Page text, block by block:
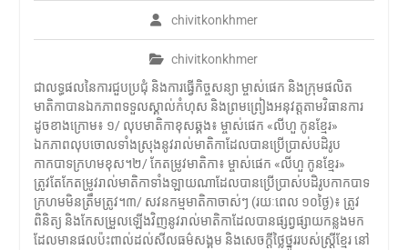
chivitkonkhmer
chivitkonkhmer
ជាលទ្ធផលនៃការជួបប្រជុំ និងការធ្វើកិច្ចសន្យា ម្ចាស់ផេក និងក្រុមផលិត
មាតិកាបានឯកភាពទទួលស្គាល់កំហុស និងព្រមព្រៀងអនុវត្តតាមវិធានការ
ដូចខាងក្រោម៖ ១/ លុបមាតិកាខុសឆ្គង៖ ម្ចាស់ផេក «លីហួ កូនខ្មែរ»
ឯកភាពលុបចោលទាំងស្រុងនូវរាល់មាតិកាដែលបានប្រើប្រាស់បដិរូប
កាកបាទក្រហមខុស។២/ កែតម្រូវមាតិកា៖ ម្ចាស់ផេក «លីហួ កូនខ្មែរ»
ត្រូវតែកែតម្រូវរាល់មាតិកាទាំងឡាយណាដែលបានប្រើប្រាស់បដិរូបកាកបាទ
ក្រហមមិនត្រឹមត្រូវ។៣/ សវនកម្មមាតិកាចាស់ៗ (រយៈពេល ១០ថ្ងៃ)៖ ត្រូវ
ពិនិត្យ និងកែសម្រួលឡើងវិញនូវរាល់មាតិកាដែលបានផ្សព្វផ្សាយកន្លងមក
ដែលមានផលប៉ះពាល់ដល់សីលធម៌សង្គម និងសេចក្តីថ្លៃថ្នូររបស់ស្ត្រីខ្មែរ នៅ